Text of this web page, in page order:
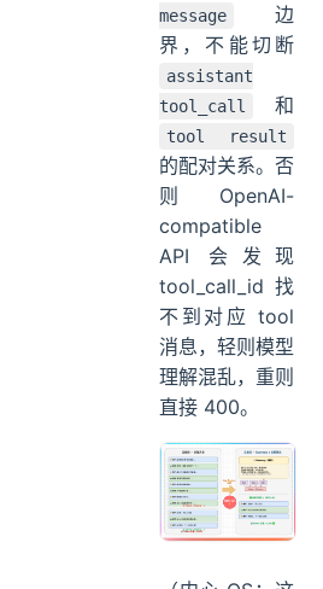
message
边
界，不能切断
assistant
tool_call
和
tool result
的配对关系。否
则 OpenAI-
compatible
API 会发现
tool_call_id 找
不到对应 tool
消息，轻则模型
理解混乱，重则
直接 400。